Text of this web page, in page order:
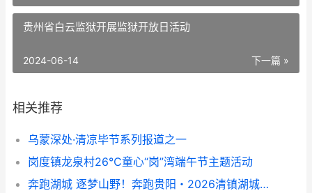
贵州省白云监狱开展监狱开放日活动
下一篇 »
2024-06-14
相关推荐
乌蒙深处·清凉毕节系列报道之一
岗度镇龙泉村26℃童心“岗”湾端午节主题活动
奔跑湖城 逐梦山野！奔跑贵阳・2026清镇湖城亚高原越野赛成功举办